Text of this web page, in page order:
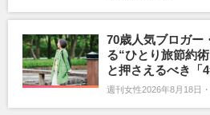
70歳人気ブロガー
る“ひとり旅節約
と押さえるべき「4
週刊女性2026年8月18日